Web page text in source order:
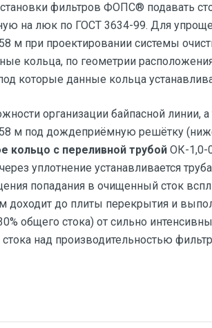
фильтров ФОПС® подавать
на люк по ГОСТ 3634-99. Для
м при проектировании системы
кольца, по геометрии
которые данные кольца
организации байпасной
м под дождеприёмную решётку
кольцо с переливной трубой ОК-1,0-
уплотнение устанавливается
попадания в очищенный сток
доходит до плиты перекрытия и
общего стока) от сильно
над производительностью